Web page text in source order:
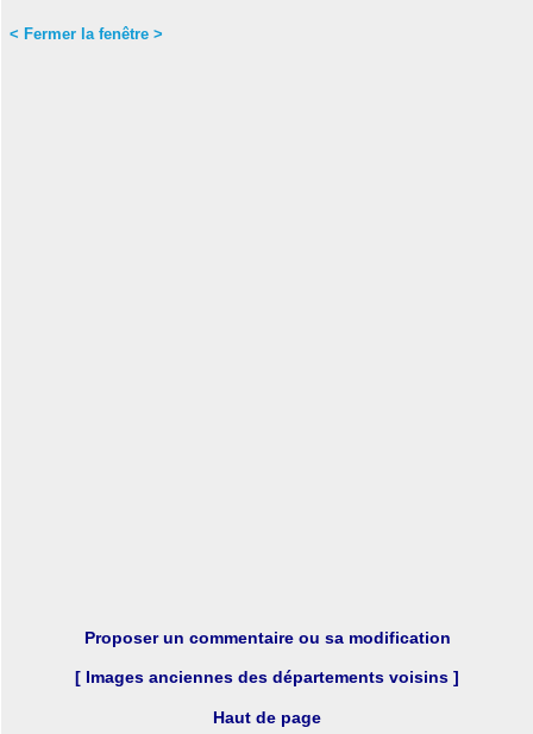
< Fermer la fenêtre >
Proposer un commentaire ou sa modification
[ Images anciennes des départements voisins ]
Haut de page